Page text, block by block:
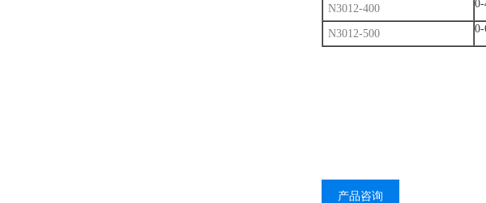
N3012-400
N3012-500
产品咨询